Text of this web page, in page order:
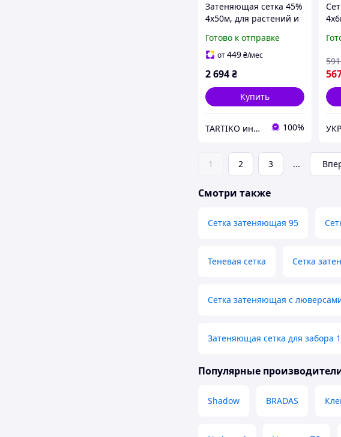
Затеняющая сетка 45%
4х50м, для растений и
солнца и ветра
Готово к отправке
от449₴/мес
2 694₴
Купить
TARTIKO интернет магазин для дома и дачи 100%
591
1 2 3 ...
Смотри также
Сетка затеняющая 95
Теневая сетка Сетка
Сетка затеняющая с
Затеняющая сетка для забора
Популярные
Shadow BRADAS